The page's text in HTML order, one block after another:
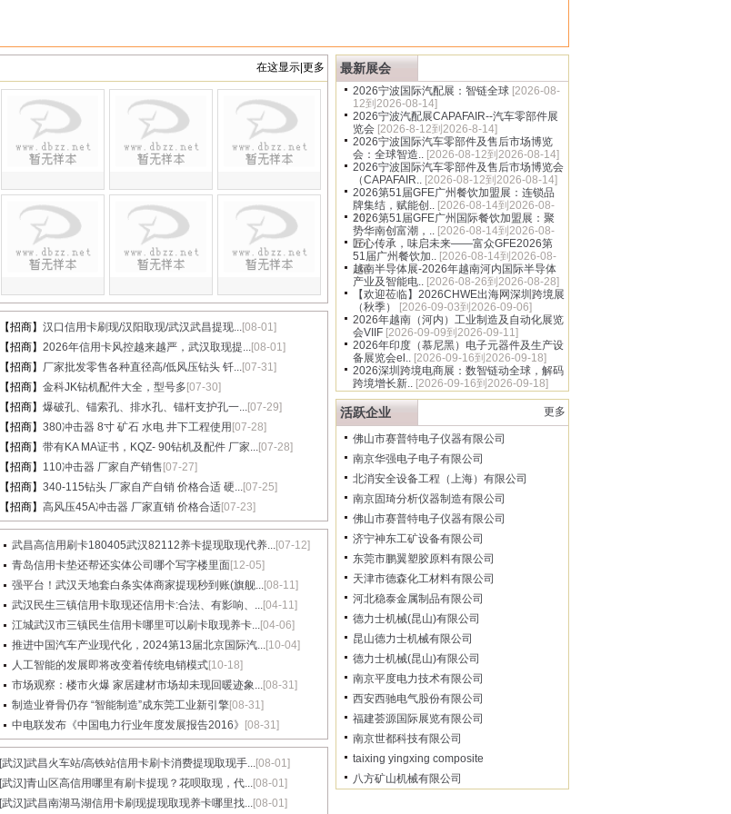
在这显示|更多
【招商】 汉口信用卡刷现/汉阳取现/武汉武昌提现...[08-01]
【招商】 2026年信用卡风控越来越严，武汉取现提...[08-01]
【招商】 厂家批发零售各种直径高/低风压钻头 钎...[07-31]
【招商】 金科JK钻机配件大全，型号多 [07-30]
【招商】 爆破孔、锚索孔、排水孔、锚杆支护孔一...[07-29]
【招商】 380冲击器 8寸 矿石 水电 井下工程使用 [07-28]
【招商】 带有KA MA证书，KQZ- 90钻机及配件 厂家...[07-28]
【招商】 110冲击器 厂家自产销售 [07-27]
【招商】 340-115钻头 厂家自产自销 价格合适 硬...[07-25]
【招商】 高风压45A冲击器 厂家直销 价格合适[07-23]
武昌高信用刷卡180405武汉82112养卡提现取现代养...[07-12]
青岛信用卡垫还帮还实体公司哪个写字楼里面[12-05]
强平台！武汉天地套白条实体商家提现秒到账(旗舰...[08-11]
武汉民生三镇信用卡取现还信用卡:合法、有影响、...[04-11]
江城武汉市三镇民生信用卡哪里可以刷卡取现养卡...[04-06]
推进中国汽车产业现代化，2024第13届北京国际汽...[10-04]
人工智能的发展即将改变着传统电销模式[10-18]
市场观察：楼市火爆 家居建材市场却未现回暖迹象...[08-31]
制造业脊骨仍存 “智能制造”成东莞工业新引擎[08-31]
中电联发布《中国电力行业年度发展报告2016》 [08-31]
[武汉]武昌火车站/高铁站信用卡刷卡消费提现取现手...[08-01]
[武汉]青山区高信用哪里有刷卡提现？花呗取现，代...[08-01]
[武汉]武昌南湖马湖信用卡刷现提现取现养卡哪里找...[08-01]
最新展会
2026宁波国际汽配展：智链全球 [2026-08-
12到2026-08-14]
2026宁波汽配展CAPAFAIR--汽车零部件展
览会 [2026-8-12到2026-8-14]
2026宁波国际汽车零部件及售后市场博览
会：全球智造.. [2026-08-12到2026-08-14]
2026宁波国际汽车零部件及售后市场博览会
（CAPAFAIR.. [2026-08-12到2026-08-14]
2026第51届GFE广州餐饮加盟展：连锁品
牌集结，赋能创.. [2026-08-14到2026-08-
16]
2026第51届GFE广州国际餐饮加盟展：聚
势华南创富潮，.. [2026-08-14到2026-08-
16]
匠心传承，味启未来——富众GFE2026第
51届广州餐饮加.. [2026-08-14到2026-08-
16]
越南半导体展-2026年越南河内国际半导体
产业及智能电.. [2026-08-26到2026-08-28]
【欢迎莅临】2026CHWE出海网深圳跨境展
（秋季）
[2026-09-03到2026-09-06]
2026年越南（河内）工业制造及自动化展览
会VIIF [2026-09-09到2026-09-11]
2026年印度（慕尼黑）电子元器件及生产设
备展览会el.. [2026-09-16到2026-09-18]
2026深圳跨境电商展：数智链动全球，解码
跨境增长新.. [2026-09-16到2026-09-18]
活跃企业 更多
佛山市赛普特电子仪器有限公司
南京华强电子电子有限公司
北消安全设备工程（上海）有限公司
南京固琦分析仪器制造有限公司
佛山市赛普特电子仪器有限公司
济宁神东工矿设备有限公司
东莞市鹏翼塑胶原料有限公司
天津市德森化工材料有限公司
河北稳泰金属制品有限公司
德力士机械(昆山)有限公司
昆山德力士机械有限公司
德力士机械(昆山)有限公司
南京平度电力技术有限公司
西安西驰电气股份有限公司
福建荟源国际展览有限公司
南京世都科技有限公司
taixing yingxing composite
八方矿山机械有限公司